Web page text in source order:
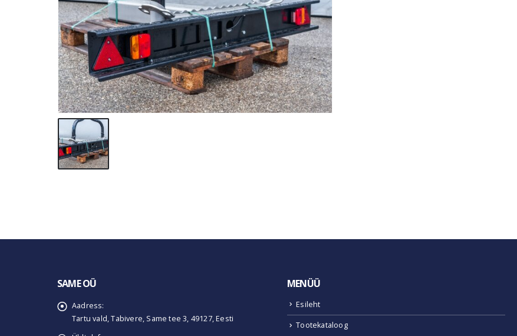
SAME OÜ
Aadress:
Tartu vald, Tabivere, Same tee 3, 49127, Eesti
MENÜÜ
Esileht
Tootekataloog